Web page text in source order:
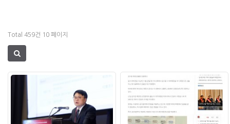
Total 459건 10 페이지